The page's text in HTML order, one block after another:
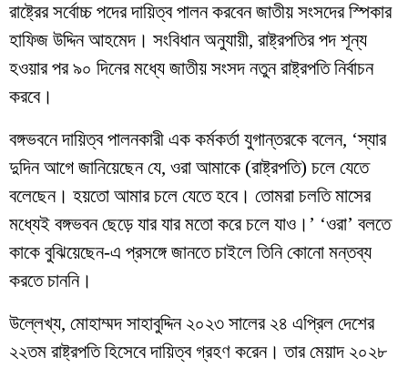
রাষ্ট্রের সর্বোচ্চ পদের দায়িত্ব পালন করবেন জাতীয় সংসদের স্পিকার
হাফিজ উদ্দিন আহমেদ। সংবিধান অনুযায়ী, রাষ্ট্রপতির পদ শূন্য
হওয়ার পর ৯০ দিনের মধ্যে জাতীয় সংসদ নতুন রাষ্ট্রপতি নির্বাচন
করবে।
বঙ্গভবনে দায়িত্ব পালনকারী এক কর্মকর্তা যুগান্তরকে বলেন, ‘স্যার
দুদিন আগে জানিয়েছেন যে, ওরা আমাকে (রাষ্ট্রপতি) চলে যেতে
বলেছেন। হয়তো আমার চলে যেতে হবে। তোমরা চলতি মাসের
মধ্যেই বঙ্গভবন ছেড়ে যার যার মতো করে চলে যাও।’ ‘ওরা’ বলতে
কাকে বুঝিয়েছেন-এ প্রসঙ্গে জানতে চাইলে তিনি কোনো মন্তব্য
করতে চাননি।
উল্লেখ্য, মোহাম্মদ সাহাবুদ্দিন ২০২৩ সালের ২৪ এপ্রিল দেশের
২২তম রাষ্ট্রপতি হিসেবে দায়িত্ব গ্রহণ করেন। তার মেয়াদ ২০২৮